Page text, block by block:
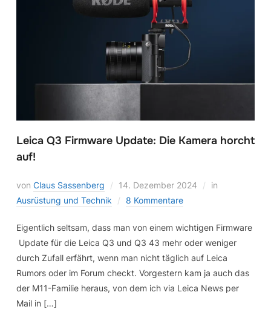
Leica Q3 Firmware Update: Die Kamera horcht
auf!
von Claus Sassenberg 14. Dezember 2024
in
Ausrüstung und Technik
8 Kommentare
Eigentlich seltsam, dass man von einem wichtigen Firmware
Update für die Leica Q3 und Q3 43 mehr oder weniger
durch Zufall erfährt, wenn man nicht täglich auf Leica
Rumors oder im Forum checkt. Vorgestern kam ja auch das
der M11-Familie heraus, von dem ich via Leica News per
Mail in […]